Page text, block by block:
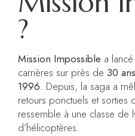
?
Mission Impossible a
carrières sur près de 30 ans
1996. Depuis, la saga a
retours ponctuels et sorties
ressemble à une classe de
d’hélicoptères.